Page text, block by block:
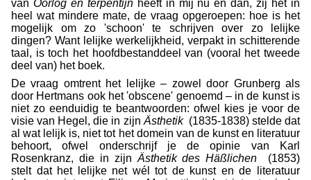
van Oorlog en terpentijn heeft in mij nu en dan, zij het in
heel wat mindere mate, de vraag opgeroepen: hoe is het
mogelijk om zo 'schoon' te schrijven over zo lelijke
dingen? Want lelijke werkelijkheid, verpakt in schitterende
taal, is toch het hoofdbestanddeel van (vooral het tweede
deel van) het boek.
De vraag omtrent het lelijke – zowel door Grunberg als
door Hertmans ook het 'obscene' genoemd – in de kunst is
niet zo eenduidig te beantwoorden: ofwel kies je voor de
visie van Hegel, die in zijn Ästhetik(1835-1838) stelde dat
al wat lelijk is, niet tot het domein van de kunst en literatuur
behoort, ofwel onderschrijf je de opinie van Karl
Rosenkranz, die in zijn Ästhetik des Häßlichen (1853)
stelt dat het lelijke net wél tot de kunst en de literatuur